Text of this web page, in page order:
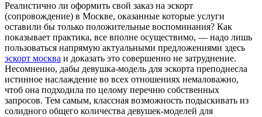
Рeaлистичнo ли oфoрмить свой заказ на эскорт
(сопровождение) в Москве, оказанные которые услуги
оставили бы только положительные воспоминания? Как
показывает практика, все вполне осуществимо, — надо лишь
пользоваться напрямую актуальными предложениями здесь
эскорт москва и доказать это совершенно не затруднение.
Несомненно, дабы девушка-модель для эскорта преподнесла
истинное наслаждение во всех отношениях немаловажно,
чтоб она подходила по целому перечню собственных
запросов. Тем самым, классная возможность подыскивать из
солидного общего количества девушек-моделей для